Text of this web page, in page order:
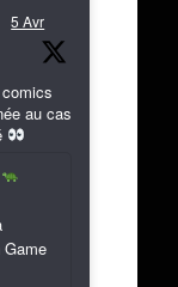
5 Avr
au cas
Game